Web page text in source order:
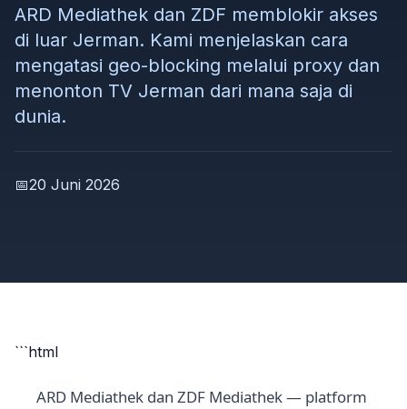
ARD Mediathek dan ZDF memblokir akses
di luar Jerman. Kami menjelaskan cara
mengatasi geo-blocking melalui proxy dan
menonton TV Jerman dari mana saja di
dunia.
📅20 Juni 2026
```html
ARD Mediathek dan ZDF Mediathek — platform